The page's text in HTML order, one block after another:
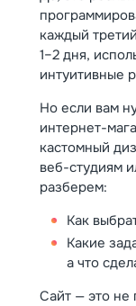
каждый
1–2 дня,
интуитивные
Но если вам
интернет-
кастомный
веб-студиям
разберем:
Как
Какие
а что
Сайт — это не